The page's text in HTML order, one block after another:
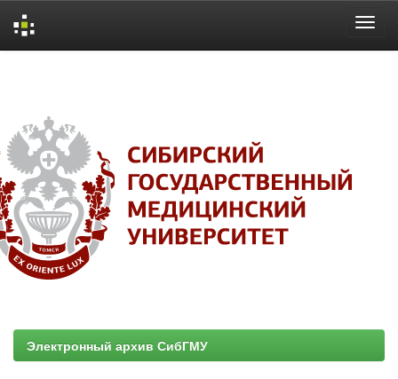
Электронный архив СибГМУ